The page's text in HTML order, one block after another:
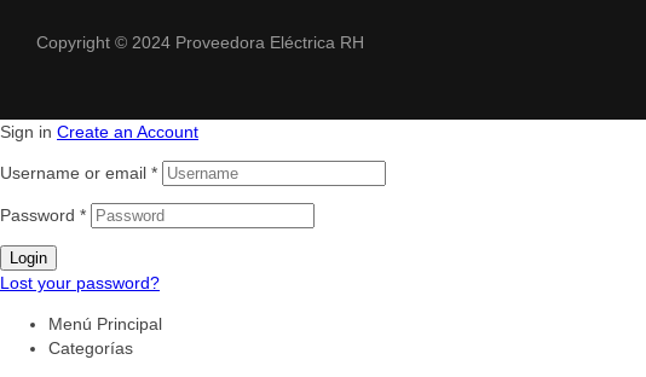
Copyright © 2024 Proveedora Eléctrica RH
Sign in Create an Account
Username or email *
Password *
Login
Lost your password?
Menú Principal
Categorías